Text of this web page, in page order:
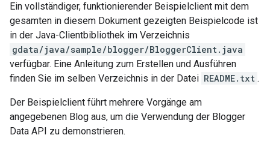
Ein vollständiger, funktionierender Beispielclient mit dem
gesamten in diesem Dokument gezeigten Beispielcode ist
in der Java-Clientbibliothek im Verzeichnis
gdata/java/sample/blogger/BloggerClient.java
verfügbar. Eine Anleitung zum Erstellen und Ausführen
finden Sie im selben Verzeichnis in der Datei README.txt .
Der Beispielclient führt mehrere Vorgänge am
angegebenen Blog aus, um die Verwendung der Blogger
Data API zu demonstrieren.